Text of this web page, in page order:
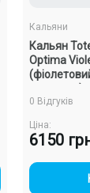
Кальяни
Кальян
Optima
0 Відгуків
Ціна:
6150
-